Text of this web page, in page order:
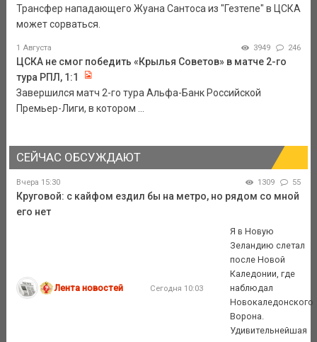
Трансфер нападающего Жуана Сантоса из "Гезтепе" в ЦСКА
может сорваться.
1 Августа 3949 246
ЦСКА не смог победить «Крылья Советов» в матче 2-го
тура РПЛ, 1:1
Завершился матч 2-го тура Альфа-Банк Российской
Премьер-Лиги, в котором ...
СЕЙЧАС ОБСУЖДАЮТ
Вчера 15:30 1309 55
Круговой: с кайфом ездил бы на метро, но рядом со мной
его нет
Лента новостей Сегодня 10:03
Я в Новую
Зеландию слетал
после Новой
Каледонии, где
наблюдал
Новокаледонского
Ворона.
Удивительнейшая